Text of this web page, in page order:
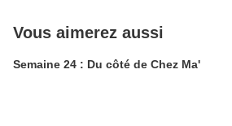
Vous aimerez aussi
Semaine 24 : Du côté de Chez Ma'